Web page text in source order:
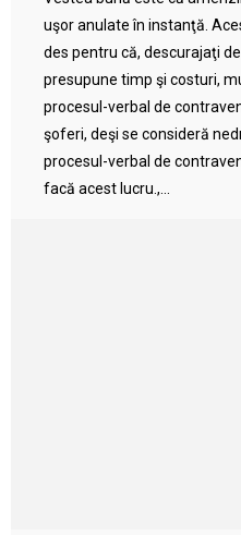
uşor anulate în instanţă.
des pentru că, descurajaţi
presupune timp şi costuri,
procesul-verbal de
şoferi, deşi se consideră
procesul-verbal de
facă acest lucru.,...